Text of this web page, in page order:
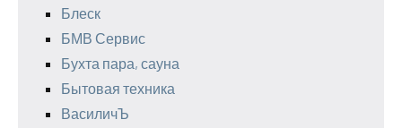
Блеск
БМВ Сервис
Бухта пара, сауна
Бытовая техника
ВасиличЪ